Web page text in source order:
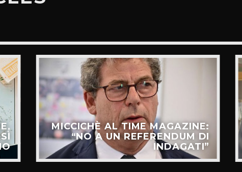
MICCICHÈ AL TIME MAGAZINE:
“NO A UN REFERENDUM DI
INDAGATI”